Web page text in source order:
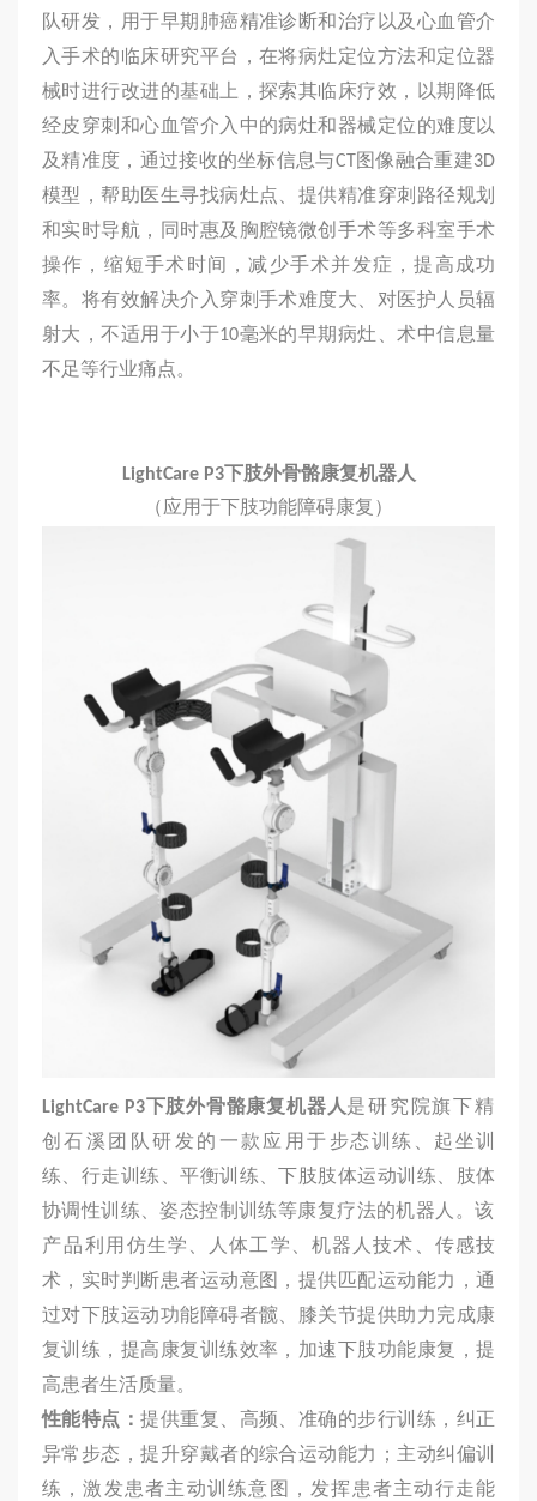
队研发，用于早期肺癌精准诊断和治疗以及心血管介
入手术的临床研究平台，在将病灶定位方法和定位器
械时进行改进的基础上，探索其临床疗效，以期降低
经皮穿刺和心血管介入中的病灶和器械定位的难度以
及精准度，通过接收的坐标信息与CT图像融合重建3D
模型，帮助医生寻找病灶点、提供精准穿刺路径规划
和实时导航，同时惠及胸腔镜微创手术等多科室手术
操作，缩短手术时间，减少手术并发症，提高成功
率。将有效解决介入穿刺手术难度大、对医护人员辐
射大，不适用于小于10毫米的早期病灶、术中信息量
不足等行业痛点。
LightCare P3下肢外骨骼康复机器人
（应用于下肢功能障碍康复）
LightCare P3下肢外骨骼康复机器人是研究院旗下精
创石溪团队研发的一款应用于 步态训练、起坐训
练、行走训练、平衡训练、下肢肢体运动训练、肢体
协调性训练、姿态控制训练等康复疗法的机器人。 该
产品利用仿生学、人体工学、机器人技术、传感技
术，实时判断患者运动意图，提供匹配运动能力，通
过对下肢运动功能障碍者髋、膝关节提供助力完成康
复训练，提高康复训练效率，加速下肢功能康复，提
高患者生活质量。
性能特点：提供重复、高频、准确的步行训练，纠正
异常步态，提升穿戴者的综合运动能力；主动纠偏训
练，激发患者主动训练意图，发挥患者主动行走能